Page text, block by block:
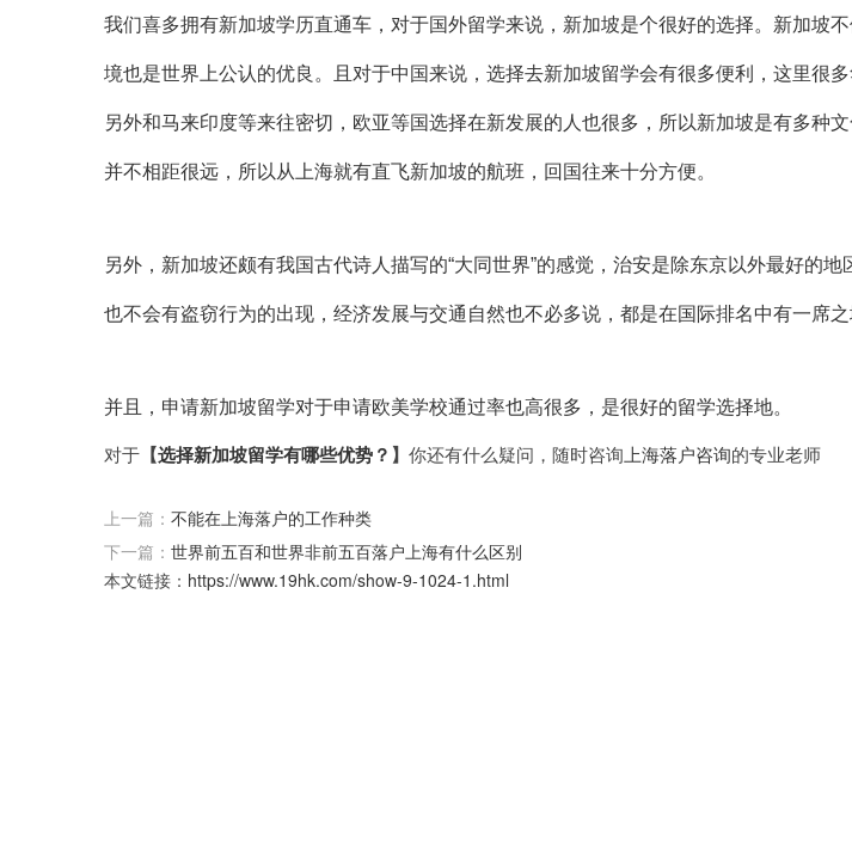
我们喜多拥有新加坡学历直通车，对于国外留学来说，新加坡是个很好的选择。新加坡
境也是世界上公认的优良。且对于中国来说，选择去新加坡留学会有很多便利，这里很
另外和马来印度等来往密切，欧亚等国选择在新发展的人也很多，所以新加坡是有多种
并不相距很远，所以从上海就有直飞新加坡的航班，回国往来十分方便。
另外，新加坡还颇有我国古代诗人描写的“大同世界”的感觉，治安是除东京以外最好的
也不会有盗窃行为的出现，经济发展与交通自然也不必多说，都是在国际排名中有一席之
并且，申请新加坡留学对于申请欧美学校通过率也高很多，是很好的留学选择地。
对于 【选择新加坡留学有哪些优势？ 】 你还有什么疑问，随时咨询 上海落户咨询的专业老师
上一篇： 不能在上海落户的工作种类
下一篇： 世界前五百和世界非前五百落户上海有什么区别
本文链接： https://www.19hk.com/show-9-1024-1.html